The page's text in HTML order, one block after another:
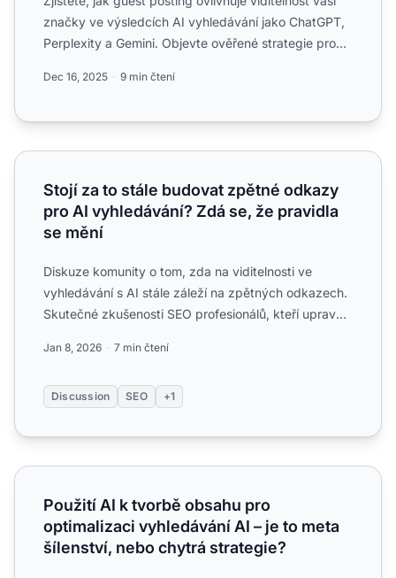
značky ve výsledcích AI vyhledávání jako ChatGPT,
Perplexity a Gemini. Objevte ověřené strategie pro
Dec 16, 2025 9 min čtení
Stojí za to stále budovat zpětné odkazy pro AI
Stojí za to stále budovat zpětné odkazy
pro AI vyhledávání? Zdá se, že pravidla
se mění
Diskuze komunity o tom, zda na viditelnosti ve
vyhledávání s AI stále záleží na zpětných odkazech.
Skutečné zkušenosti SEO profesionálů, kteří upravují
Jan 8, 2026 7 min čtení
Discussion SEO +1
Použití AI k tvorbě obsahu pro optimalizaci vyhledávání
Použití AI k tvorbě obsahu pro
optimalizaci vyhledávání AI – je to meta
šílenství, nebo chytrá strategie?